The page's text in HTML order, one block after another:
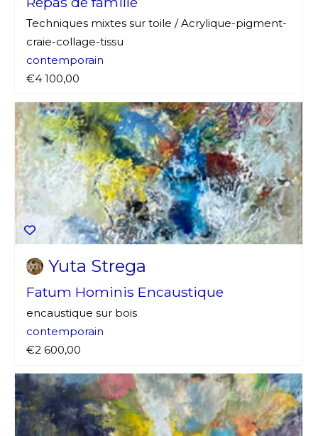
Techniques mixtes sur toile / Acrylique-pigment-
craie-collage-tissu
contemporain
€4 100,00
Yuta Strega
Fatum Hominis Encaustique
encaustique sur bois
contemporain
€2 600,00